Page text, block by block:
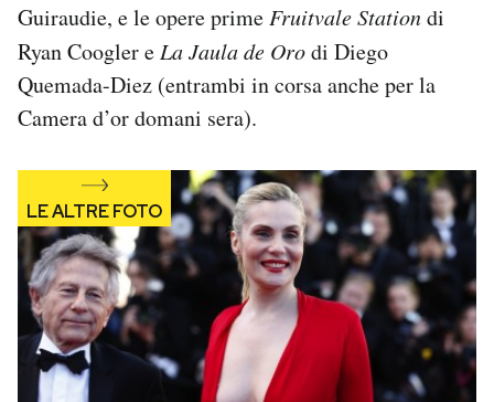
Guiraudie, e le opere prime Fruitvale Stationdi
Ryan Coogler e La Jaula de Orodi Diego
Quemada-Diez (entrambi in corsa anche per la
Camera d’or domani sera).